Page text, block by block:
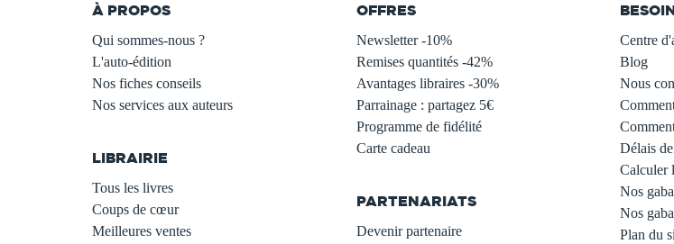
À PROPOS
Qui sommes-nous ?
L'auto-édition
Nos fiches conseils
Nos services aux auteurs
LIBRAIRIE
Tous les livres
Coups de cœur
Meilleures ventes
OFFRES
Newsletter -10%
Remises quantités -42%
Avantages libraires -30%
Parrainage : partagez 5€
Programme de fidélité
Carte cadeau
PARTENARIATS
Devenir partenaire
Centre
Blog
Nous
Délais
Calculer
Nos
Nos
Plan du